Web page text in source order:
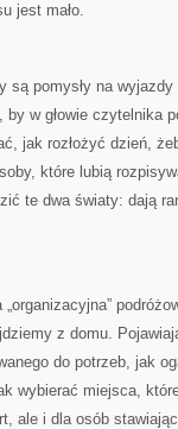
jest mało.
są pomysły na
w głowie czytelnika
jak rozłożyć dzień,
które lubią
te dwa światy: dają
z domu.
do potrzeb, jak
wybierać miejsca,
ale i dla osób